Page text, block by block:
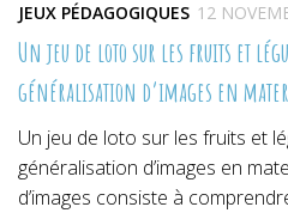
JEUX PÉDAGOGIQUES 12
Un jeu de loto sur les fruits et
généralisation d’images en
Un jeu de loto sur les fruits et
généralisation d’images en
d’images consiste à